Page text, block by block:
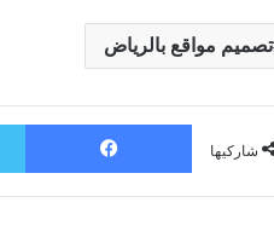
تصميم مواقع بالرياض
شاركيها